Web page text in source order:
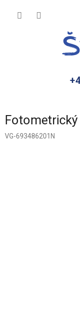
Fotometrický
VG-693486201N